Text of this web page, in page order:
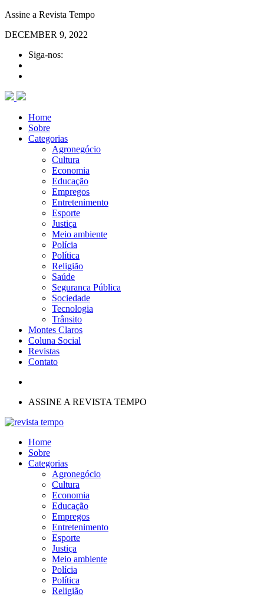
Assine a Revista Tempo
DECEMBER 9, 2022
Siga-nos:
Home
Sobre
Categorias
Agronegócio
Cultura
Economia
Educação
Empregos
Entretenimento
Esporte
Justiça
Meio ambiente
Polícia
Política
Religião
Saúde
Seguranca Pública
Sociedade
Tecnologia
Trânsito
Montes Claros
Coluna Social
Revistas
Contato
ASSINE A REVISTA TEMPO
Home
Sobre
Categorias
Agronegócio
Cultura
Economia
Educação
Empregos
Entretenimento
Esporte
Justiça
Meio ambiente
Polícia
Política
Religião